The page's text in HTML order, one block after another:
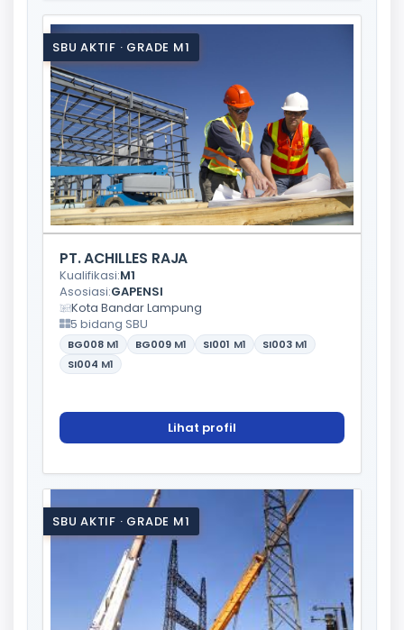
SBU AKTIF · GRADE M1
PT. ACHILLES RAJA
Kualifikasi:M1
Asosiasi:GAPENSI
Kota Bandar Lampung
5 bidang SBU
BG008 M1 BG009 M1 SI001 M1 SI003 M1
SI004 M1
Lihat profil
SBU AKTIF · GRADE M1